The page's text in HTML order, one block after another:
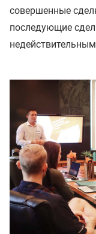
совершенные
последующие